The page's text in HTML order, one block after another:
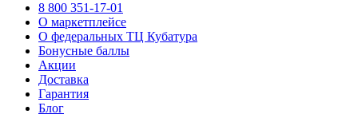
8 800 351-17-01
О маркетплейсе
О федеральных ТЦ Кубатура
Бонусные баллы
Акции
Доставка
Гарантия
Блог